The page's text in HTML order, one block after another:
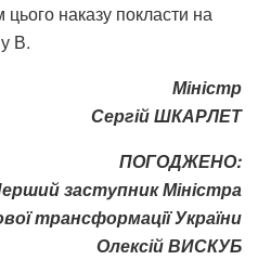
наказу покласти на
В.
Міністр
Сергій ШКАРЛЕТ
ПОГОДЖЕНО:
заступник Міністра
трансформації України
Олексій ВИСКУБ